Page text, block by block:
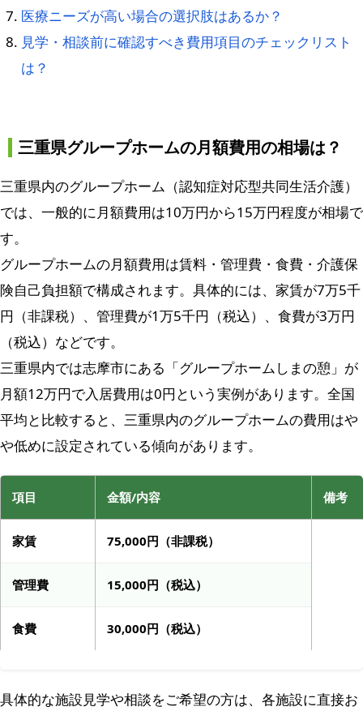
医療ニーズが高い場合の選択肢はあるか？
見学・相談前に確認すべき費用項目のチェックリスト
は？
三重県グループホームの月額費用の相場は？
三重県内のグループホーム（認知症対応型共同生活介護）
では、一般的に月額費用は10万円から15万円程度が相場で
す。
グループホームの月額費用は賃料・管理費・食費・介護保
険自己負担額で構成されます。具体的には、家賃が7万5千
円（非課税）、管理費が1万5千円（税込）、食費が3万円
（税込）などです。
三重県内では志摩市にある「グループホームしまの憩」が
月額12万円で入居費用は0円という実例があります。全国
平均と比較すると、三重県内のグループホームの費用はや
や低めに設定されている傾向があります。
項目 金額/内容 備考
家賃 75,000円（非課税）
管理費 15,000円（税込）
食費 30,000円（税込）
具体的な施設見学や相談をご希望の方は、各施設に直接お